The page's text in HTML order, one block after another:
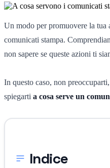
Un modo per promuovere la
comunicati stampa.
non sapere se queste azioni ti
In questo caso, non
spiegarti a cosa serve un
Indice